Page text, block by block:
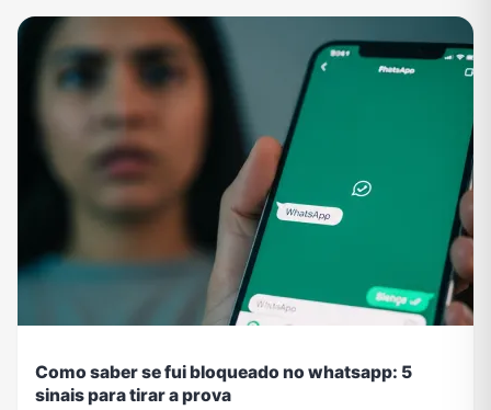
Como saber se fui bloqueado no whatsapp: 5
sinais para tirar a prova